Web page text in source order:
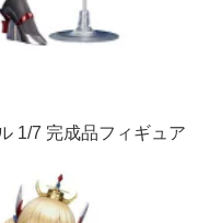
1/7 完成品フィギュア